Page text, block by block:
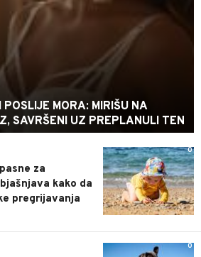
MORA: MIRIŠU NA
SAVRŠENI UZ PREPLANULI TEN
0
za
kako da
pregrijavanja
0